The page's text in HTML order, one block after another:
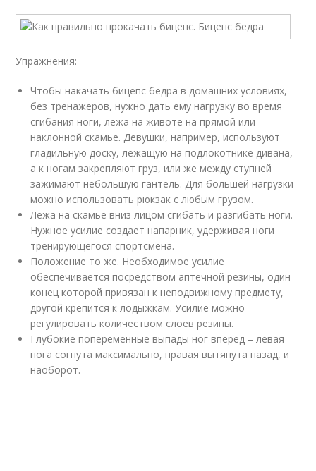
Упражнения:
Чтобы накачать бицепс бедра в домашних условиях,
без тренажеров, нужно дать ему нагрузку во время
сгибания ноги, лежа на животе на прямой или
наклонной скамье. Девушки, например, используют
гладильную доску, лежащую на подлокотнике дивана,
а к ногам закрепляют груз, или же между ступней
зажимают небольшую гантель. Для большей нагрузки
можно использовать рюкзак с любым грузом.
Лежа на скамье вниз лицом сгибать и разгибать ноги.
Нужное усилие создает напарник, удерживая ноги
тренирующегося спортсмена.
Положение то же. Необходимое усилие
обеспечивается посредством аптечной резины, один
конец которой привязан к неподвижному предмету,
другой крепится к лодыжкам. Усилие можно
регулировать количеством слоев резины.
Глубокие попеременные выпады ног вперед – левая
нога согнута максимально, правая вытянута назад, и
наоборот.